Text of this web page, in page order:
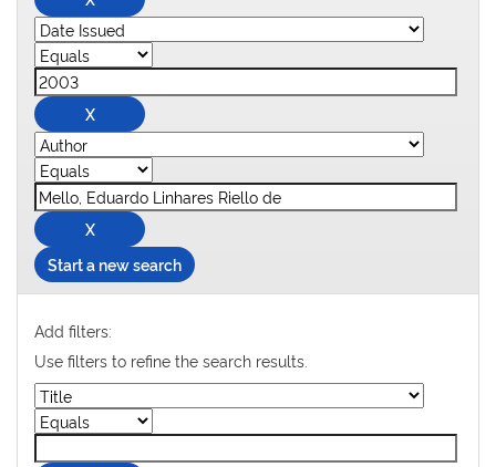
Start a new search
Add filters:
Use filters to refine the search results.